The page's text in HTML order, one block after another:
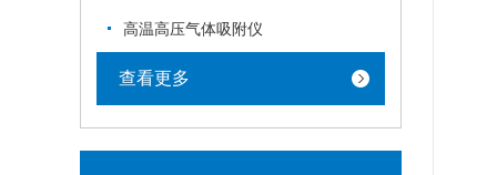
高温高压气体吸附仪
查看更多